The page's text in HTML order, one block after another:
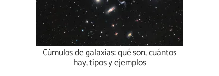
Cúmulos de galaxias: qué son, cuántos
hay, tipos y ejemplos